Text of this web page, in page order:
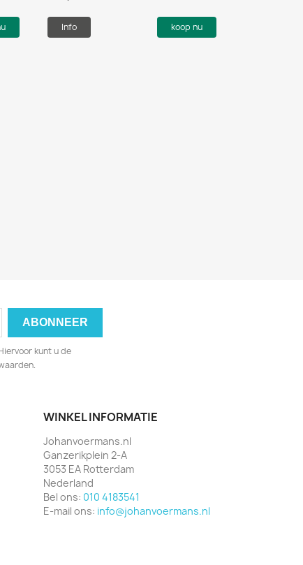
Info koop nu
kunt u de
WINKEL INFORMATIE
Johanvoermans.nl
Ganzerikplein 2-A
3053 EA Rotterdam
Nederland
Bel ons: 010 4183541
E-mail ons: info@johanvoermans.nl